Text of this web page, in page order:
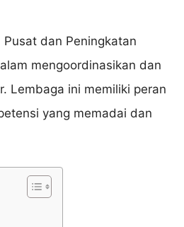
Pusat dan Peningkatan
mengoordinasikan dan
Lembaga ini memiliki peran
yang memadai dan